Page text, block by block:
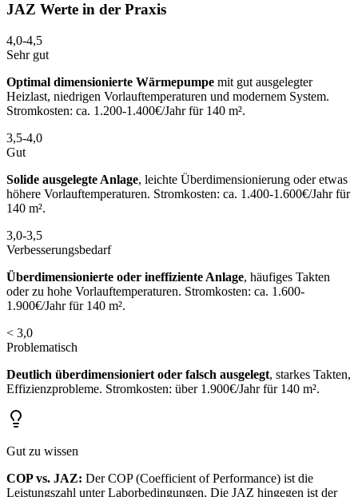
JAZ Werte in der Praxis
4,0-4,5
Sehr gut
Optimal dimensionierte Wärmepumpe mit gut ausgelegter
Heizlast, niedrigen Vorlauftemperaturen und modernem System.
Stromkosten: ca. 1.200-1.400€/Jahr für 140 m².
3,5-4,0
Gut
Solide ausgelegte Anlage, leichte Überdimensionierung oder etwas
höhere Vorlauftemperaturen. Stromkosten: ca. 1.400-1.600€/Jahr für
140 m².
3,0-3,5
Verbesserungsbedarf
Überdimensionierte oder ineffiziente Anlage, häufiges Takten
oder zu hohe Vorlauftemperaturen. Stromkosten: ca. 1.600-
1.900€/Jahr für 140 m².
< 3,0
Problematisch
Deutlich überdimensioniert oder falsch ausgelegt, starkes Takten,
Effizienzprobleme. Stromkosten: über 1.900€/Jahr für 140 m².
Gut zu wissen
COP vs. JAZ: Der COP (Coefficient of Performance) ist die
Leistungszahl unter Laborbedingungen. Die JAZ hingegen ist der